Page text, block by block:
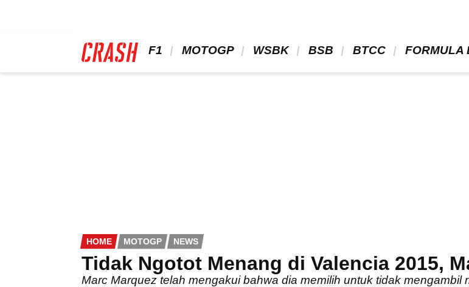
F1 MOTOGP WSBK BSB BTCC FORMULA
HOME MOTOGP NEWS
Tidak Ngotot Menang di Valencia 2015,
Marc Marquez telah mengakui bahwa dia memilih untuk tidak